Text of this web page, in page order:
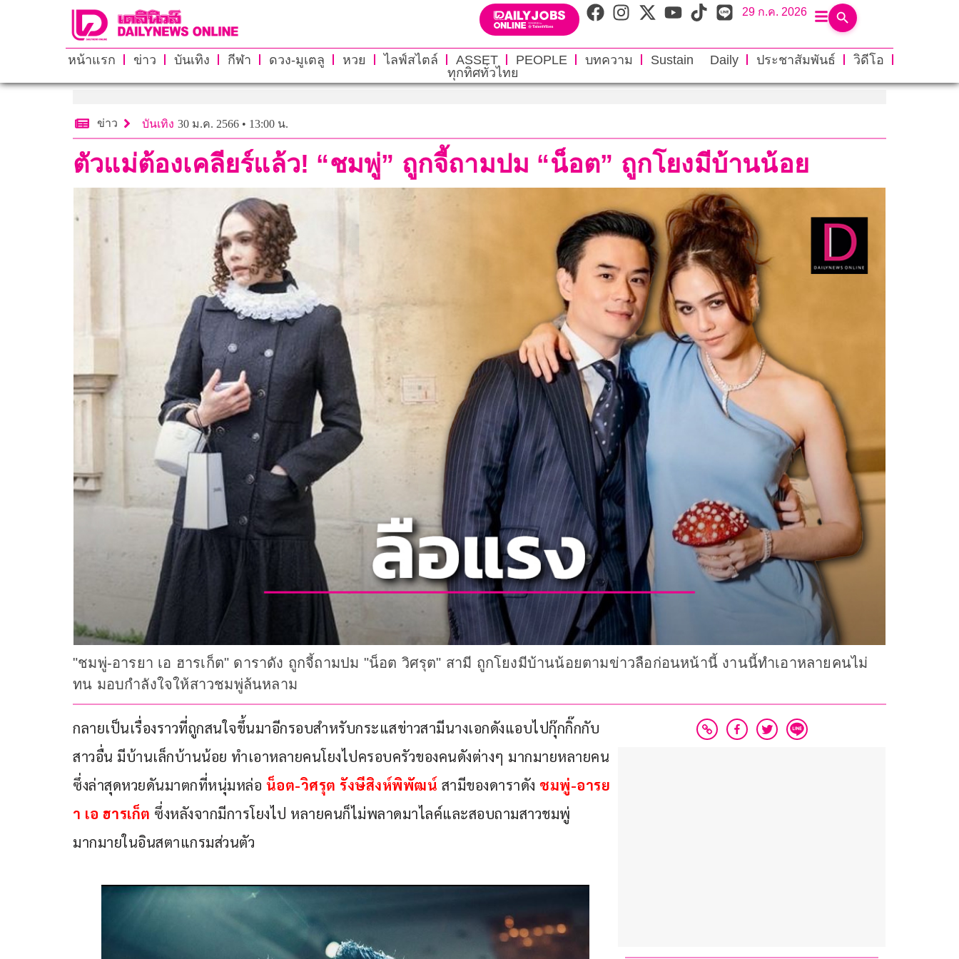
29 ก.ค. 2026
หน้าแรก ข่าว บันเทิง กีฬา ดวง-มูเตลู หวย ไลฟ์สไตล์ ASSET PEOPLE บทความ Sustain Daily ประชาสัมพันธ์
วิดีโอ
ทุกทิศทั่วไทย
ข่าว บันเทิง 30 ม.ค. 2566 • 13:00 น.
ตัวแม่ต้องเคลียร์แล้ว! “ชมพู่” ถูกจี้ถามปม “น็อต” ถูกโยงมีบ้านน้อย
"ชมพู่-อารยา เอ ฮารเก็ต" ดาราดัง ถูกจี้ถามปม "น็อต วิศรุต" สามี ถูกโยงมีบ้านน้อยตามข่าวลือก่อนหน้านี้ งานนี้ทำเอาหลายคนไม่
ทน มอบกำลังใจให้สาวชมพู่ล้นหลาม
กลายเป็นเรื่องราวที่ถูกสนใจขึ้นมาอีกรอบสำหรับกระแสข่าวสามีนางเอกดังแอบไปกุ๊กกิ๊กกับ
สาวอื่น มีบ้านเล็กบ้านน้อย ทำเอาหลายคนโยงไปครอบครัวของคนดังต่างๆ มากมายหลายคน
ซึ่งล่าสุดหวยดันมาตกที่หนุ่มหล่อ น็อต-วิศรุต รังษีสิงห์พิพัฒน์ สามีของดาราดัง ชมพู่-อารย
า เอ ฮารเก็ต ซึ่งหลังจากมีการโยงไป หลายคนก็ไม่พลาดมาไลค์และสอบถามสาวชมพู่
มากมายในอินสตาแกรมส่วนตัว